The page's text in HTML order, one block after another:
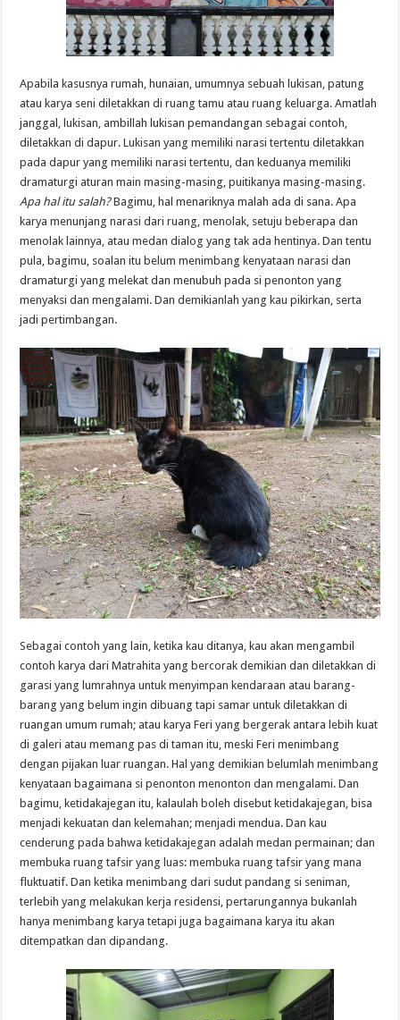
Apabila kasusnya rumah, hunaian, umumnya sebuah lukisan, patung
atau karya seni diletakkan di ruang tamu atau ruang keluarga. Amatlah
janggal, lukisan, ambillah lukisan pemandangan sebagai contoh,
diletakkan di dapur. Lukisan yang memiliki narasi tertentu diletakkan
pada dapur yang memiliki narasi tertentu, dan keduanya memiliki
dramaturgi aturan main masing-masing, puitikanya masing-masing.
Apa hal itu salah?Bagimu, hal menariknya malah ada di sana. Apa
karya menunjang narasi dari ruang, menolak, setuju beberapa dan
menolak lainnya, atau medan dialog yang tak ada hentinya. Dan tentu
pula, bagimu, soalan itu belum menimbang kenyataan narasi dan
dramaturgi yang melekat dan menubuh pada si penonton yang
menyaksi dan mengalami. Dan demikianlah yang kau pikirkan, serta
jadi pertimbangan.
Sebagai contoh yang lain, ketika kau ditanya, kau akan mengambil
contoh karya dari Matrahita yang bercorak demikian dan diletakkan di
garasi yang lumrahnya untuk menyimpan kendaraan atau barang-
barang yang belum ingin dibuang tapi samar untuk diletakkan di
ruangan umum rumah; atau karya Feri yang bergerak antara lebih kuat
di galeri atau memang pas di taman itu, meski Feri menimbang
dengan pijakan luar ruangan. Hal yang demikian belumlah menimbang
kenyataan bagaimana si penonton menonton dan mengalami. Dan
bagimu, ketidakajegan itu, kalaulah boleh disebut ketidakajegan, bisa
menjadi kekuatan dan kelemahan; menjadi mendua. Dan kau
cenderung pada bahwa ketidakajegan adalah medan permainan; dan
membuka ruang tafsir yang luas: membuka ruang tafsir yang mana
fluktuatif. Dan ketika menimbang dari sudut pandang si seniman,
terlebih yang melakukan kerja residensi, pertarungannya bukanlah
hanya menimbang karya tetapi juga bagaimana karya itu akan
ditempatkan dan dipandang.